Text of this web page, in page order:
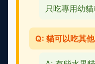
只吃專用幼貓
Q: 貓可以吃其